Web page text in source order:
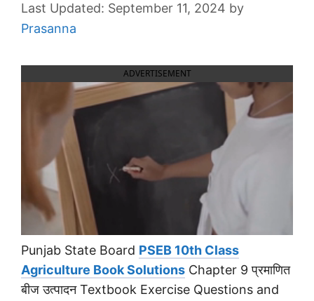
September 11, 2024 by
Prasanna
ADVERTISEMENT
Punjab State Board PSEB 10th Class
Agriculture Book Solutions Chapter 9 प्रमाणित
बीज उत्पादन Textbook Exercise Questions and